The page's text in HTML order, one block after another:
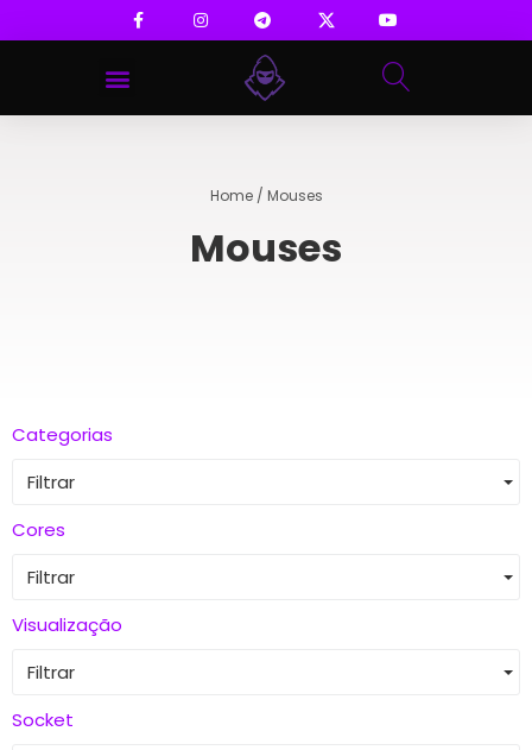
Home/ Mouses
Mouses
Categorias
Filtrar
Cores
Filtrar
Visualização
Filtrar
Socket